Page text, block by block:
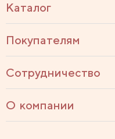
Каталог
Покупателям
Сотрудничество
О компании